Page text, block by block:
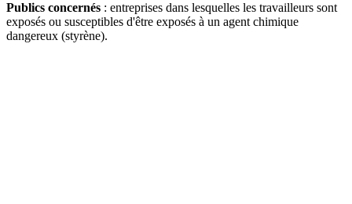
Publics concernés : entreprises dans lesquelles les travailleurs sont
exposés ou susceptibles d'être exposés à un agent chimique
dangereux (styrène).